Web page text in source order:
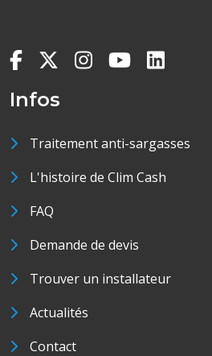
Infos
Traitement anti-sargasses
L'histoire de Clim Cash
FAQ
Demande de devis
Trouver un installateur
Actualités
Contact